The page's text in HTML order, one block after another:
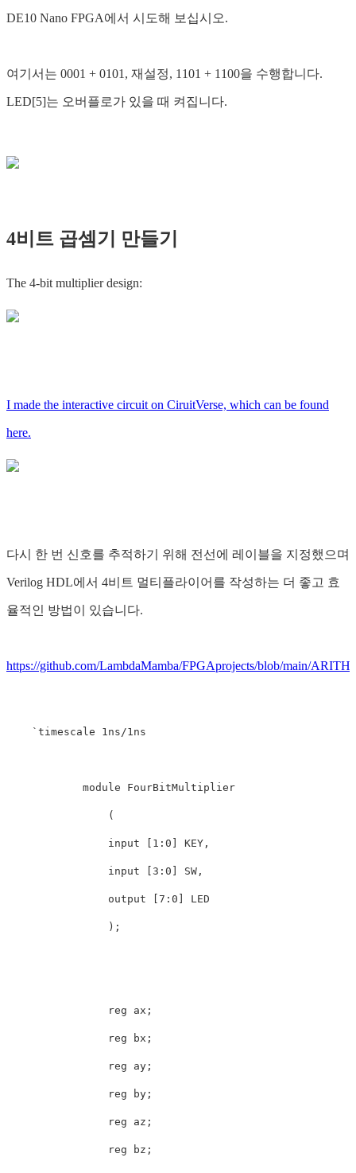
DE10 Nano FPGA에서 시도해 보십시오.
여기서는 0001 + 0101, 재설정, 1101 + 1100을 수행합니다.
LED[5]는 오버플로가 있을 때 켜집니다.
4비트 곱셈기 만들기
The 4-bit multiplier design:
I made the interactive circuit on CiruitVerse, which can be found
here.
다시 한 번 신호를 추적하기 위해 전선에 레이블을 지정했으며
Verilog HDL에서 4비트 멀티플라이어를 작성하는 더 좋고 효
율적인 방법이 있습니다.
https://github.com/LambdaMamba/FPGAprojects/blob/main/
    `timescale 1ns/1ns
            module FourBitMultiplier
                (
                input [1:0] KEY,
                input [3:0] SW,
                output [7:0] LED
                );
                reg ax;
                reg bx;
                reg ay;
                reg by;
                reg az;
                reg bz;